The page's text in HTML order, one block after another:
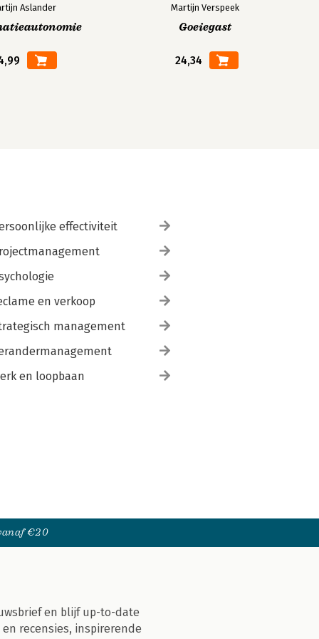
Aslander Martijn Verspeek
Goeiegast
24,34
effectiviteit
en verkoop
management
en loopbaan
€20
en blijf up-to-date
recensies, inspirerende